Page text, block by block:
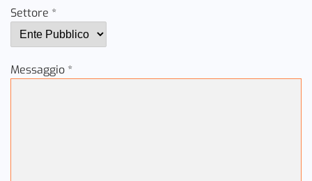
Settore *
Messaggio *